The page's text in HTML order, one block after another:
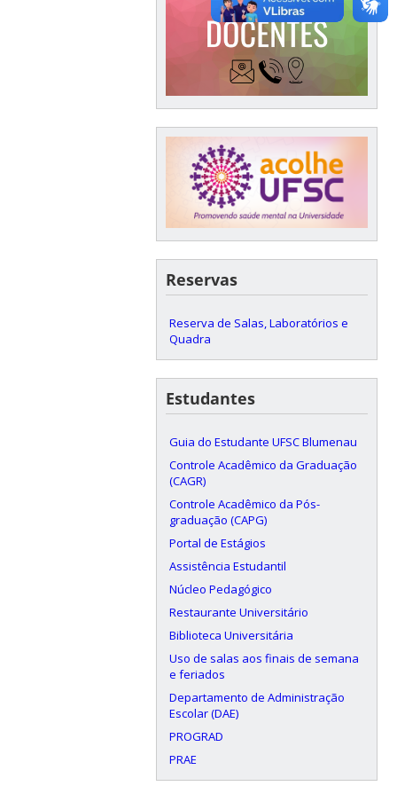
Reservas
Reserva de Salas, Laboratórios e
Quadra
Estudantes
Guia do Estudante UFSC Blumenau
Controle Acadêmico da Graduação
(CAGR)
Controle Acadêmico da Pós-
graduação (CAPG)
Portal de Estágios
Assistência Estudantil
Núcleo Pedagógico
Restaurante Universitário
Biblioteca Universitária
Uso de salas aos finais de semana
e feriados
Departamento de Administração
Escolar (DAE)
PROGRAD
PRAE